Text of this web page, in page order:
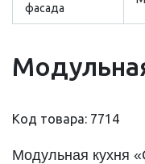
фасада
Код товара: 7714
Модульная кухня